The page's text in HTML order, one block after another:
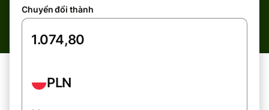
Chuyển đổi thành
PLN